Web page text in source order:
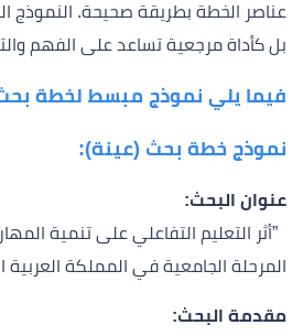
عناصر الخطة بطريقة صحيحة. النموذج
بل كأداة مرجعية تساعد على الفهم
فيما يلي نموذج مبسط لخطة
نموذج خطة بحث (عينة):
عنوان البحث:
”أثر التعليم التفاعلي على تنمية
المرحلة الجامعية في المملكة العربية
مقدمة البحث: